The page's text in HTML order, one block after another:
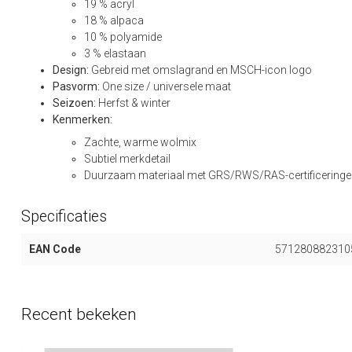
19 % acryl
18 % alpaca
10 % polyamide
3 % elastaan
Design: Gebreid met omslagrand en MSCH-icon logo
Pasvorm: One size / universele maat
Seizoen: Herfst & winter
Kenmerken:
Zachte, warme wolmix
Subtiel merkdetail
Duurzaam materiaal met GRS/RWS/RAS-
Specificaties
EAN Code
Recent bekeken